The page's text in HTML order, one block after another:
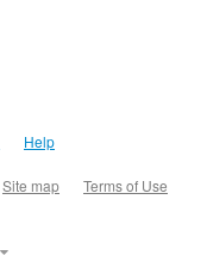
Help
Site map Terms of Use